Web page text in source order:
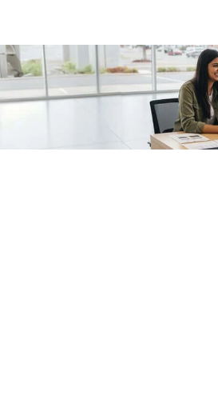
/fragments/plp-details